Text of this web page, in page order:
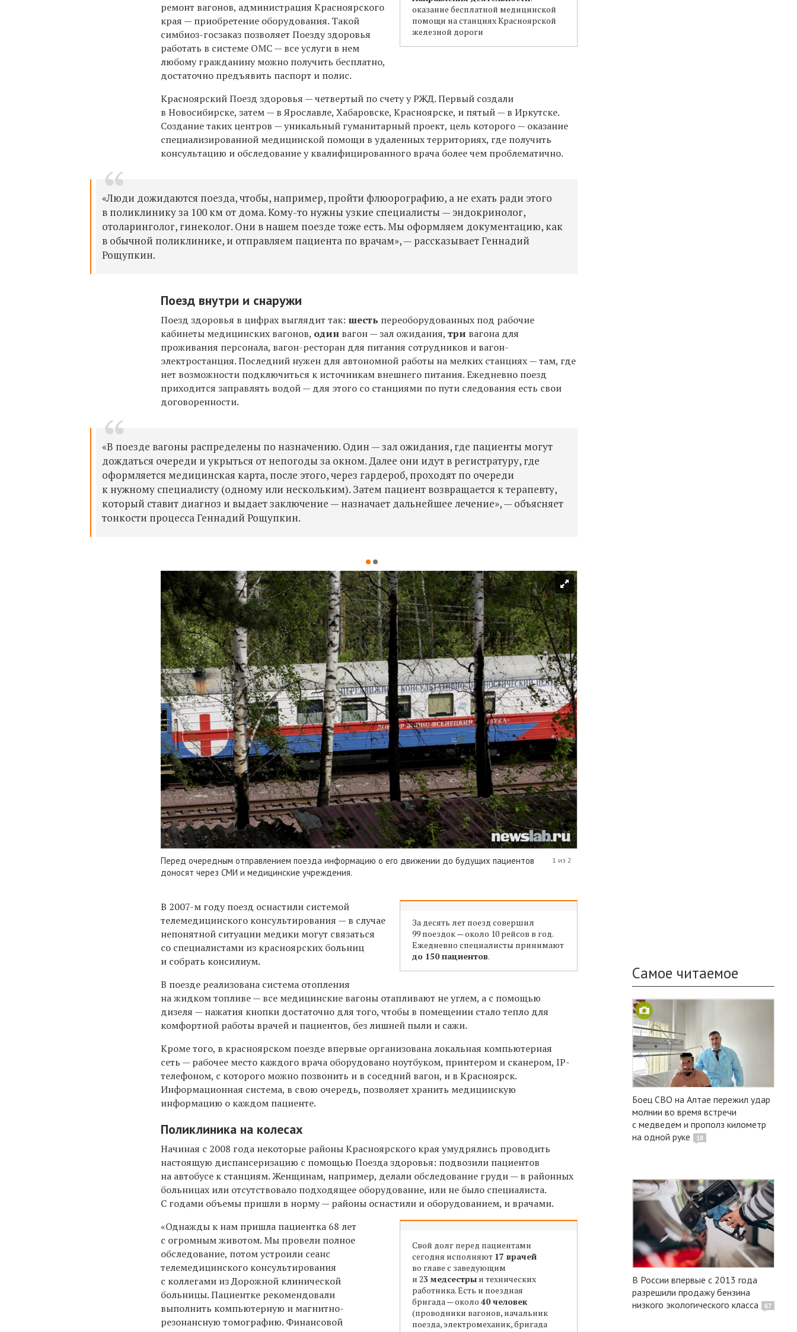
оказание бесплатной медицинской
помощи на станциях Красноярской
железной дороги
ремонт вагонов, администрация Красноярского
края — приобретение оборудования. Такой
симбиоз-госзаказ позволяет Поезду здоровья
работать в системе ОМС — все услуги в нем
любому гражданину можно получить бесплатно,
достаточно предъявить паспорт и полис.
Красноярский Поезд здоровья — четвертый по счету у РЖД. Первый создали
в Новосибирске, затем — в Ярославле, Хабаровске, Красноярске, и пятый — в Иркутске.
Создание таких центров — уникальный гуманитарный проект, цель которого — оказание
специализированной медицинской помощи в удаленных территориях, где получить
консультацию и обследование у квалифицированного врача более чем проблематично.
«Люди дожидаются поезда, чтобы, например, пройти флюорографию, а не ехать ради этого
в поликлинику за 100 км от дома. Кому-то нужны узкие специалисты — эндокринолог,
отоларинголог, гинеколог. Они в нашем поезде тоже есть. Мы оформляем документацию, как
в обычной поликлинике, и отправляем пациента по врачам», — рассказывает Геннадий
Рощупкин.
Поезд внутри и снаружи
Поезд здоровья в цифрах выглядит так: шесть переоборудованных под рабочие
кабинеты медицинских вагонов, один вагон — зал ожидания,три вагона для
проживания персонала, вагон-ресторан для питания сотрудников и вагон-
электростанция. Последний нужен для автономной работы на мелких станциях — там, где
нет возможности подключиться к источникам внешнего питания. Ежедневно поезд
приходится заправлять водой — для этого со станциями по пути следования есть свои
договоренности.
«В поезде вагоны распределены по назначению. Один — зал ожидания, где пациенты могут
дождаться очереди и укрыться от непогоды за окном. Далее они идут в регистратуру, где
оформляется медицинская карта, после этого, через гардероб, проходят по очереди
к нужному специалисту (одному или нескольким). Затем пациент возвращается к терапевту,
который ставит диагноз и выдает заключение — назначает дальнейшее лечение», — объясняет
тонкости процесса Геннадий Рощупкин.
Перед очередным отправлением поезда информацию о его движении до будущих пациентов
доносят через СМИ и медицинские учреждения.
1 из 2
За десять лет поезд совершил
99 поездок — около 10 рейсов в год.
Ежедневно специалисты принимают
до 150 пациентов.
В 2007-м году поезд оснастили системой
телемедицинского консультирования — в случае
непонятной ситуации медики могут связаться
со специалистами из красноярских больниц
и собрать консилиум.
В поезде реализована система отопления
на жидком топливе — все медицинские вагоны отапливают не углем, а с помощью
дизеля — нажатия кнопки достаточно для того, чтобы в помещении стало тепло для
комфортной работы врачей и пациентов, без лишней пыли и сажи.
Кроме того, в красноярском поезде впервые организована локальная компьютерная
сеть — рабочее место каждого врача оборудовано ноутбуком, принтером и сканером,IP-
телефоном, с которого можно позвонить и в соседний вагон, и в Красноярск.
Информационная система, в свою очередь, позволяет хранить медицинскую
информацию о каждом пациенте.
Поликлиника на колесах
Начиная с 2008 года некоторые районы Красноярского края умудрялись проводить
настоящую диспансеризацию с помощью Поезда здоровья: подвозили пациентов
на автобусе к станциям. Женщинам, например, делали обследование груди — в районных
больницах или отсутствовало подходящее оборудование, или не было специалиста.
С годами объемы пришли в норму — районы оснастили и оборудованием, и врачами.
Свой долг перед пациентами
сегодня исполняют 17 врачей
во главе с заведующим
и 23 медсестры и технических
работника. Есть и поездная
бригада — около 40 человек
(проводники вагонов, начальник
поезда, электромеханик, бригада
«Однажды к нам пришла пациентка 68 лет
с огромным животом. Мы провели полное
обследование, потом устроили сеанс
телемедицинского консультирования
с коллегами из Дорожной клинической
больницы. Пациентке рекомендовали
выполнить компьютерную и магнитно-
резонансную томографию. Финансовой
Самое читаемое
Боец СВО на Алтае пережил удар
молнии во время встречи
с медведем и прополз километр
на одной руке
18
В России впервые с 2013 года
разрешили продажу бензина
низкого экологического класса
67